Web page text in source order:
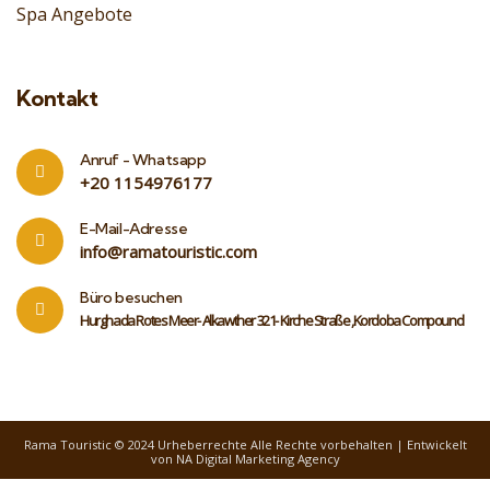
Spa Angebote
Kontakt
Anruf - Whatsapp
‎+20 1154976177
E-Mail-Adresse
info@ramatouristic.com
Büro besuchen
Hurghada Rotes Meer- Alkawther 321- Kirche Straße ,Kordoba Compound
Rama Touristic© 2024 Urheberrechte Alle Rechte vorbehalten | Entwickelt
von NA Digital Marketing Agency